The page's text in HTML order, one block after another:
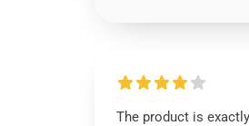
The product is